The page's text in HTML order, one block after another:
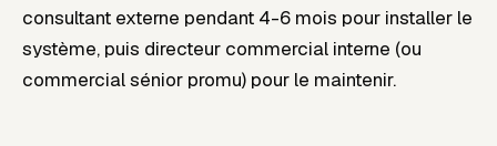
consultant externe pendant 4-6 mois pour installer le
système, puis directeur commercial interne (ou
commercial sénior promu) pour le maintenir.